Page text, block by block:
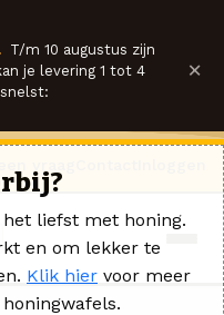
T/m 10 augustus zijn
je levering 1 tot 4
×
het liefst met honing.
en om lekker te
Klik hier voor meer